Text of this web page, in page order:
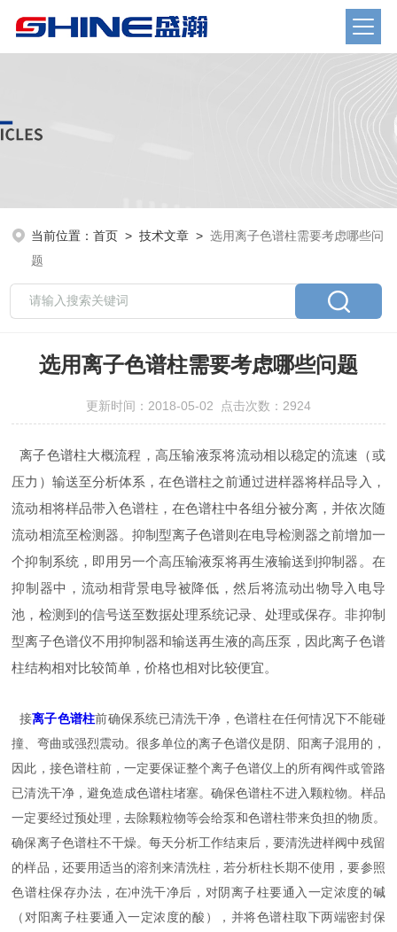
当前位置：首页 >技术文章 >选用离子色谱柱需要考虑哪些问
题
选用离子色谱柱需要考虑哪些问题
更新时间：2018-05-02 点击次数：2924
离子色谱柱大概流程，高压输液泵将流动相以稳定的流速（或
压力）输送至分析体系，在色谱柱之前通过进样器将样品导入，
流动相将样品带入色谱柱，在色谱柱中各组分被分离，并依次随
流动相流至检测器。抑制型离子色谱则在电导检测器之前增加一
个抑制系统，即用另一个高压输液泵将再生液输送到抑制器。在
抑制器中，流动相背景电导被降低，然后将流动出物导入电导
池，检测到的信号送至数据处理系统记录、处理或保存。非抑制
型离子色谱仪不用抑制器和输送再生液的高压泵，因此离子色谱
柱结构相对比较简单，价格也相对比较便宜。
接离子色谱柱前确保系统已清洗干净，色谱柱在任何情况下不能碰
撞、弯曲或强烈震动。很多单位的离子色谱仪是阴、阳离子混用的，
因此，接色谱柱前，一定要保证整个离子色谱仪上的所有阀件或管路
已清洗干净，避免造成色谱柱堵塞。确保色谱柱不进入颗粒物。样品
一定要经过预处理，去除颗粒物等会给泵和色谱柱带来负担的物质。
确保离子色谱柱不干燥。每天分析工作结束后，要清洗进样阀中残留
的样品，还要用适当的溶剂来清洗柱，若分析柱长期不使用，要参照
色谱柱保存办法，在冲洗干净后，对阴离子柱要通入一定浓度的碱
（对阳离子柱要通入一定浓度的酸），并将色谱柱取下两端密封保